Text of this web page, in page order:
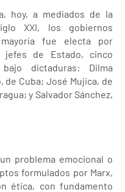
hoy, a mediados de la
XXI, los gobiernos
fue electa por
de Estado, cinco
dictaduras: Dilma
de Cuba; José Mujica, de
y Salvador Sánchez,
problema emocional o
formulados por Marx,
ética, con fundamento